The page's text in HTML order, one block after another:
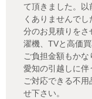
て頂きました。以
くありませんで
分のお見積りをさ
濯機、TVと高価
ご負担金額もかな
愛知の引越しに伴
ご対応できる不
せ下さい。